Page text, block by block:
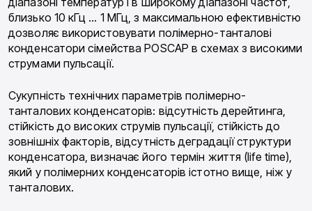
близько 10 кГц … 1 МГц, з максимальною ефективністю
дозволяє використовувати полімерно-танталові
конденсатори сімейства POSCAP в схемах з високими
струмами пульсації.
Сукупність технічних параметрів полімерно-
танталових конденсаторів: відсутність дерейтинга,
стійкість до високих струмів пульсації, стійкість до
зовнішніх факторів, відсутність деградації структури
конденсатора, визначає його термін життя (life time),
який у полімерних конденсаторів істотно вище, ніж у
танталових.